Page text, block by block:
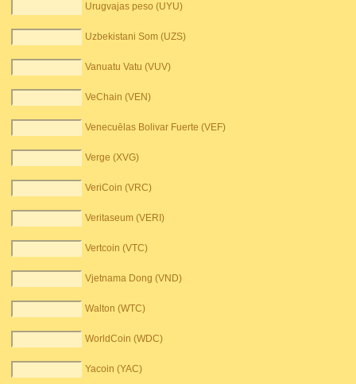
Urugvajas peso (UYU)
Uzbekistani Som (UZS)
Vanuatu Vatu (VUV)
VeChain (VEN)
Venecuēlas Bolivar Fuerte (VEF)
Verge (XVG)
VeriCoin (VRC)
Veritaseum (VERI)
Vertcoin (VTC)
Vjetnama Dong (VND)
Walton (WTC)
WorldCoin (WDC)
Yacoin (YAC)